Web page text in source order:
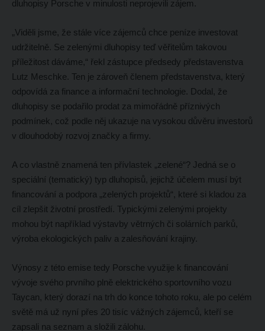
dluhopisy Porsche v minulosti neprojevili zájem.
„Viděli jsme, že stále více zájemců chce peníze investovat
udržitelně. Se zelenými dluhopisy teď věřitelům takovou
příležitost dáváme,“ řekl zástupce předsedy představenstva
Lutz Meschke. Ten je zároveň členem představenstva, který
odpovídá za finance a informační technologie. Dodal, že
dluhopisy se podařilo prodat za mimořádně příznivých
podmínek, což podle něj ukazuje na vysokou důvěru investorů
v dlouhodobý rozvoj značky a firmy.
A co vlastně znamená ten přívlastek „zelené“? Jedná se o
speciální (tematický) typ dluhopisů, jejichž účelem musí být
financování a podpora „zelených projektů“, které si kladou za
cíl zlepšit životní prostředí. Typickými zelenými projekty
mohou být například výstavby větrných či solárních parků,
výroba ekologických paliv a zalesňování krajiny.
Výnosy z této emise tedy Porsche využije k financování
vývoje svého prvního plně elektrického sportovního vozu
Taycan, který dorazí na trh do konce tohoto roku, ale po celém
světě má už nyní přes 20 tisíc vážných zájemců, kteří se
zapsali na seznam a složili zálohu.